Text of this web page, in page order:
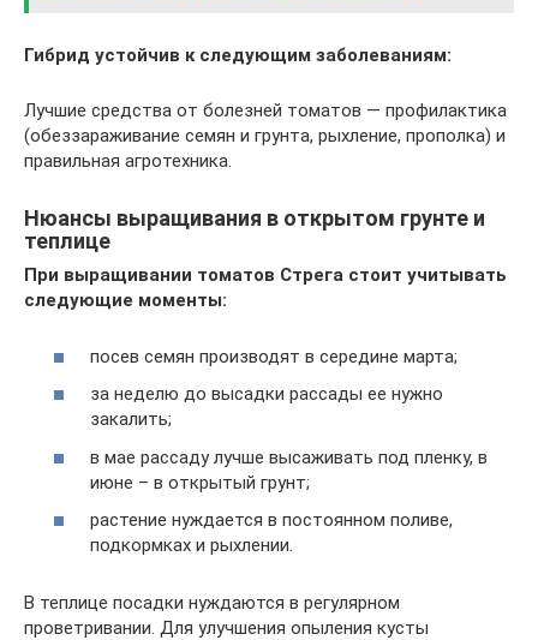
Гибрид устойчив к следующим заболеваниям:
Лучшие средства от болезней томатов — профилактика
(обеззараживание семян и грунта, рыхление, прополка) и
правильная агротехника.
Нюансы выращивания в открытом грунте и
теплице
При выращивании томатов Стрега стоит учитывать
следующие моменты:
посев семян производят в середине марта;
за неделю до высадки рассады ее нужно
закалить;
в мае рассаду лучше высаживать под пленку, в
июне – в открытый грунт;
растение нуждается в постоянном поливе,
подкормках и рыхлении.
В теплице посадки нуждаются в регулярном
проветривании. Для улучшения опыления кусты